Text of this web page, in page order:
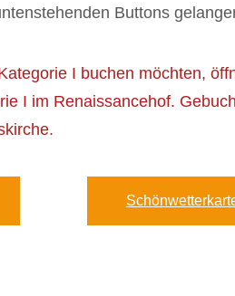
Buttons
I buchen möchten,
I im Renaissancehof.